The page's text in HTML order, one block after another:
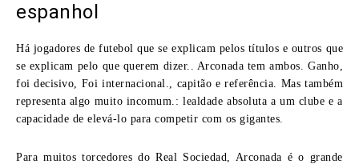
espanhol
Há jogadores de futebol que se explicam pelos títulos e outros que
se explicam pelo que querem dizer.. Arconada tem ambos. Ganho,
foi decisivo, Foi internacional., capitão e referência. Mas também
representa algo muito incomum.: lealdade absoluta a um clube e a
capacidade de elevá-lo para competir com os gigantes.
Para muitos torcedores do Real Sociedad, Arconada é o grande